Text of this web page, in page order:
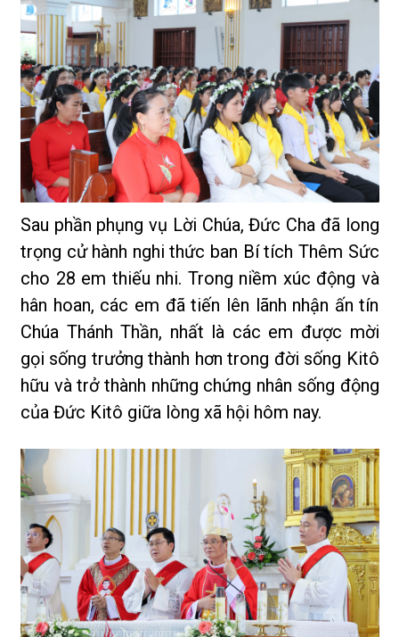
Sau phần phụng vụ Lời Chúa, Đức Cha đã long
trọng cử hành nghi thức ban Bí tích Thêm Sức
cho 28 em thiếu nhi. Trong niềm xúc động và
hân hoan, các em đã tiến lên lãnh nhận ấn tín
Chúa Thánh Thần, nhất là các em được mời
gọi sống trưởng thành hơn trong đời sống Kitô
hữu và trở thành những chứng nhân sống động
của Đức Kitô giữa lòng xã hội hôm nay.